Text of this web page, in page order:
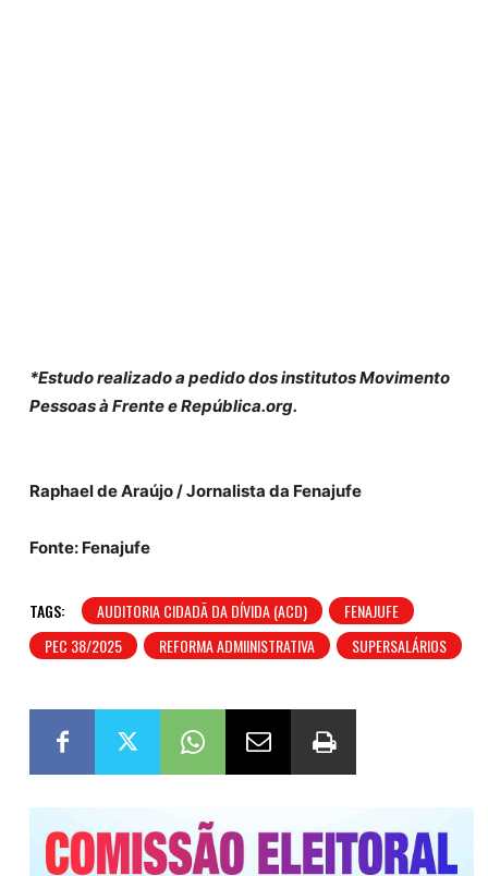
*Estudo realizado a pedido dos institutos Movimento
Pessoas à Frente e República.org.
Raphael de Araújo / Jornalista da Fenajufe
Fonte: Fenajufe
TAGS: AUDITORIA CIDADÃ DA DÍVIDA (ACD)
FENAJUFE
PEC 38/2025
REFORMA ADMIINISTRATIVA SUPERSALÁRIOS